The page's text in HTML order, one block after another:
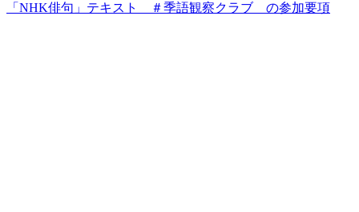
「NHK俳句」テキスト ＃季語観察クラブ の参加要項